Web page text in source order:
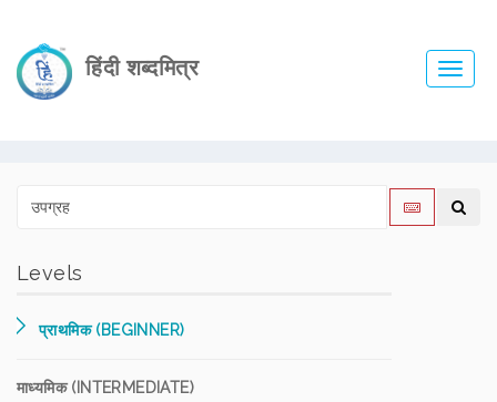
हिंदी शब्दमित्र
Levels
प्राथमिक (BEGINNER)
माध्यमिक (INTERMEDIATE)